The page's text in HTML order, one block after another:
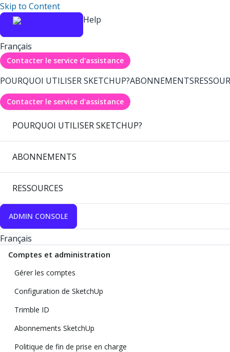
Skip to Content
Help
Français
Contacter le service d'assistance
POURQUOI UTILISER SKETCHUP?ABONNEMENTS
Contacter le service d'assistance
POURQUOI UTILISER SKETCHUP?
ABONNEMENTS
RESSOURCES
ADMIN CONSOLE
Français
Comptes et administration
Gérer les comptes
Configuration de SketchUp
Trimble ID
Abonnements SketchUp
Politique de fin de prise en charge